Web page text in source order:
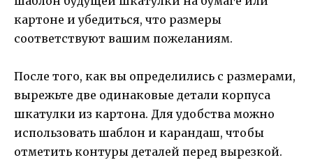
картоне и убедиться, что размеры
соответствуют вашим пожеланиям.
После того, как вы определились с размерами,
вырежьте две одинаковые детали корпуса
шкатулки из картона. Для удобства можно
использовать шаблон и карандаш, чтобы
отметить контуры деталей перед вырезкой.